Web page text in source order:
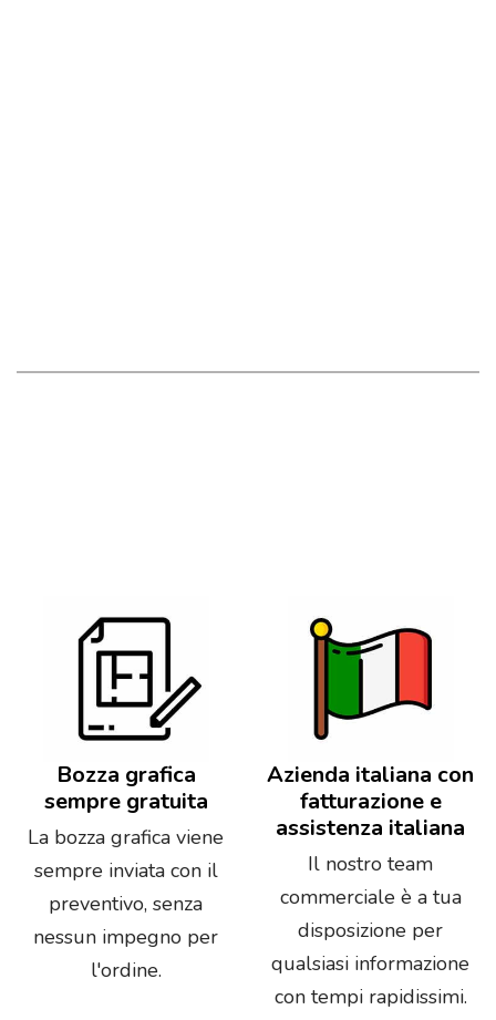
Bozza grafica
sempre gratuita
La bozza grafica viene
sempre inviata con il
preventivo, senza
nessun impegno per
l'ordine.
Azienda italiana con
fatturazione e
assistenza italiana
Il nostro team
commerciale è a tua
disposizione per
qualsiasi informazione
con tempi rapidissimi.